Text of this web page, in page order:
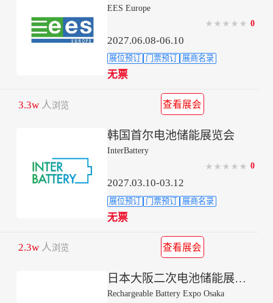
EES Europe
★ ★ ★ ★ ★ 0
2027.06.08-06.10
展位预订 门票预订 展商名录
无票
3.3w人 浏览 查看展会
韩国首尔电池储能展览会
InterBattery
★ ★ ★ ★ ★ 0
2027.03.10-03.12
展位预订 门票预订 展商名录
无票
2.3w人浏览 查看展会
日本大阪二次电池储能展览会
Rechargeable Battery Expo Osaka